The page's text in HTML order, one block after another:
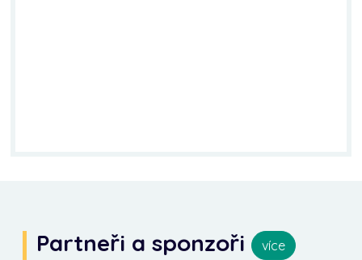
Partneři a sponzoři více